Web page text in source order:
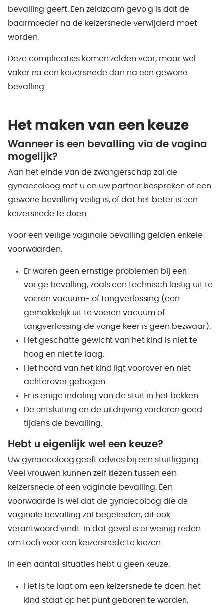
bevalling geeft. Een zeldzaam gevolg is dat de
baarmoeder na de keizersnede verwijderd moet
worden.
Deze complicaties komen zelden voor, maar wel
vaker na een keizersnede dan na een gewone
bevalling.
Het maken van een keuze
Wanneer is een bevalling via de vagina
mogelijk?
Aan het einde van de zwangerschap zal de
gynaecoloog met u en uw partner bespreken of een
gewone bevalling veilig is, of dat het beter is een
keizersnede te doen.
Voor een veilige vaginale bevalling gelden enkele
voorwaarden:
Er waren geen ernstige problemen bij een
vorige bevalling, zoals een technisch lastig uit te
voeren vacuüm- of tangverlossing (een
gemakkelijk uit te voeren vacuüm of
tangverlossing de vorige keer is geen bezwaar).
Het geschatte gewicht van het kind is niet te
hoog en niet te laag.
Het hoofd van het kind ligt voorover en niet
achterover gebogen.
Er is enige indaling van de stuit in het bekken.
De ontsluiting en de uitdrijving vorderen goed
tijdens de bevalling.
Hebt u eigenlijk wel een keuze?
Uw gynaecoloog geeft advies bij een stuitligging.
Veel vrouwen kunnen zelf kiezen tussen een
keizersnede of een vaginale bevalling. Een
voorwaarde is wel dat de gynaecoloog die de
vaginale bevalling zal begeleiden, dit ook
verantwoord vindt. In dat geval is er weinig reden
om toch voor een keizersnede te kiezen.
In een aantal situaties hebt u geen keuze:
Het is te laat om een keizersnede te doen: het
kind staat op het punt geboren te worden.